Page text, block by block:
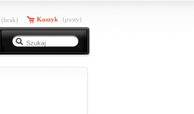
(brak) Koszyk (pusty)